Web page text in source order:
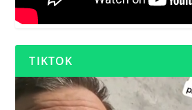
TIKTOK